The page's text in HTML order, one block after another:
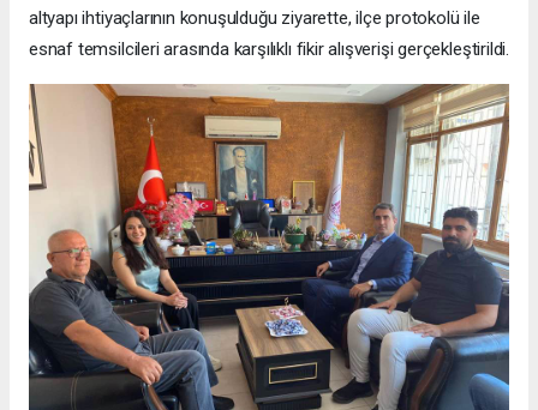
altyapı ihtiyaçlarının konuşulduğu ziyarette, ilçe protokolü ile
esnaf temsilcileri arasında karşılıklı fikir alışverişi gerçekleştirildi.